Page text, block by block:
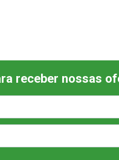
receber nossas